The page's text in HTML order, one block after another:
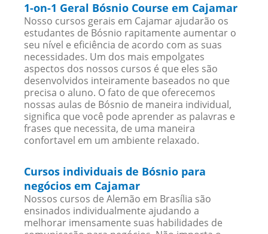
1-on-1 Geral Bósnio Course em Cajamar
Nosso cursos gerais em Cajamar ajudarão os
estudantes de Bósnio rapitamente aumentar o
seu nível e eficiência de acordo com as suas
necessidades. Um dos mais empolgates
aspectos dos nossos cursos é que eles são
desenvolvidos inteiramente baseados no que
precisa o aluno. O fato de que oferecemos
nossas aulas de Bósnio de maneira individual,
significa que você pode aprender as palavras e
frases que necessita, de uma maneira
confortavel em um ambiente relaxado.
Cursos individuais de Bósnio para
negócios em Cajamar
Nossos cursos de Alemão em Brasília são
ensinados individualmente ajudando a
melhorar imensamente suas habilidades de